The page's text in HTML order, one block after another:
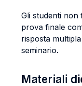
Gli studenti
prova finale
risposta
seminario.
Materiali